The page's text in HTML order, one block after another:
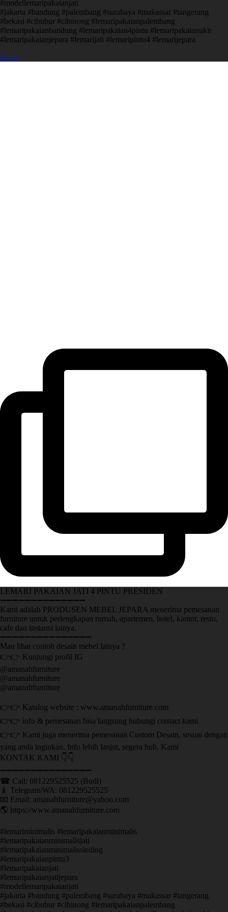
#modellemaripakaianjati
#jakarta #bandung #palembang #surabaya #makassar #tangerang
#bekasi #cibubur #cibinong #lemaripakaianpalembang
#lemaripakaianbandung #lemaripakaian4pintu #lemaripakaianukir
#lemaripakaianjepara #lemarijati #lemaripintu4 #lemarijepara
Open
LEMARI PAKAIAN JATI 4 PINTU PRESIDEN
➖➖➖➖➖➖➖➖➖➖➖➖➖➖
Kami adalah PRODUSEN MEBEL JEPARA menerima pemesanan
furniture untuk perlengkapan rumah, apartemen, hotel, kantor, resto,
cafe dan instansi lainya.
➖➖➖➖➖➖➖➖➖➖➖➖➖➖➖
Mau lihat contoh desain mebel lainya ?
👉👉 Kunjungi profil IG
@amanahfurniture
@amanahfurniture
@amanahfurniture
👉👉 Katalog website : www.amanahfurniture.com
👉👉 info & pemesanan bisa langsung hubungi contact kami
👉👉 Kami juga menerima pemesanan Custom Desain, sesuai dengan
yang anda inginkan. Info lebih lanjut, segera hub. Kami
KONTAK KAMI 👇👇
➖➖➖➖➖➖➖➖➖➖➖➖➖➖➖ ㅤ
☎ Call: 081229525525 (Budi)
📱 Telegram/WA: 081229525525
📧 Email: amanahfurniture@yahoo.com
🌎 https://www.amanahfurniture.com
#lemariminimalis #lemaripakaianminimalis
#lemaripakaianminimalisjati
#lemaripakaianminimalissleding
#lemaripakaianpintu3
#lemaripakaianjati
#lemaripakaianjatijepara
#modellemaripakaianjati
#jakarta #bandung #palembang #surabaya #makassar #tangerang
#bekasi #cibubur #cibinong #lemaripakaianpalembang